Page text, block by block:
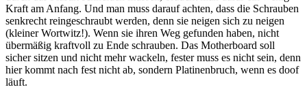
Kraft am Anfang. Und man muss darauf achten, dass die Schrauben
senkrecht reingeschraubt werden, denn sie neigen sich zu neigen
(kleiner Wortwitz!). Wenn sie ihren Weg gefunden haben, nicht
übermäßig kraftvoll zu Ende schrauben. Das Motherboard soll
sicher sitzen und nicht mehr wackeln, fester muss es nicht sein, denn
hier kommt nach fest nicht ab, sondern Platinenbruch, wenn es doof
läuft.